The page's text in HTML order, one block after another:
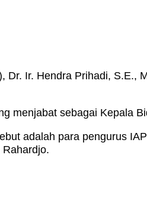
Ir. Hendra Prihadi, S.E.,
menjabat sebagai Kepala
adalah para pengurus